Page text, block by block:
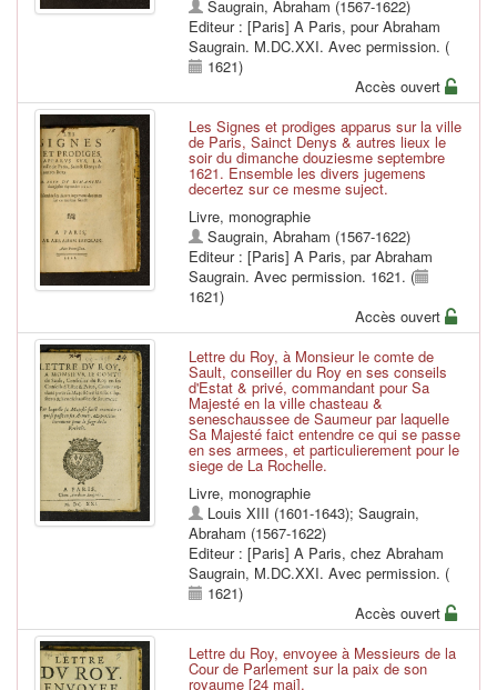
Saugrain, Abraham (1567-1622)
Editeur : [Paris] A Paris, pour Abraham
Saugrain. M.DC.XXI. Avec permission. (
1621)
Accès ouvert
Les Signes et prodiges apparus sur la ville
de Paris, Sainct Denys & autres lieux le
soir du dimanche douziesme septembre
1621. Ensemble les divers jugemens
decertez sur ce mesme suject.
Livre, monographie
Saugrain, Abraham (1567-1622)
Editeur : [Paris] A Paris, par Abraham
Saugrain. Avec permission. 1621. (
1621)
Accès ouvert
Lettre du Roy, à Monsieur le comte de
Sault, conseiller du Roy en ses conseils
d'Estat & privé, commandant pour Sa
Majesté en la ville chasteau &
seneschaussee de Saumeur par laquelle
Sa Majesté faict entendre ce qui se passe
en ses armees, et particulierement pour le
siege de La Rochelle.
Livre, monographie
Louis XIII (1601-1643); Saugrain,
Abraham (1567-1622)
Editeur : [Paris] A Paris, chez Abraham
Saugrain, M.DC.XXI. Avec permission. (
1621)
Accès ouvert
Lettre du Roy, envoyee à Messieurs de la
Cour de Parlement sur la paix de son
royaume [24 mai].